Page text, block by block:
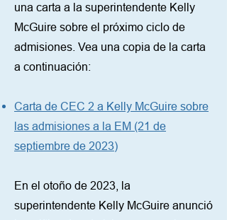
una carta a la superintendente Kelly
McGuire sobre el próximo ciclo de
admisiones. Vea una copia de la carta
a continuación:
Carta de CEC 2 a Kelly McGuire sobre
las admisiones a la EM (21 de
septiembre de 2023)
En el otoño de 2023, la
superintendente Kelly McGuire anunció